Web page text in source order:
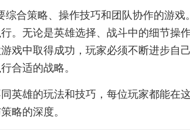
综合策略、操作技巧和团队协作的游
。无论是英雄选择、战斗中的细节操
戏中取得成功，玩家必须不断进步自
合适的战略。
英雄的玩法和技巧，每位玩家都能在
略的深度。